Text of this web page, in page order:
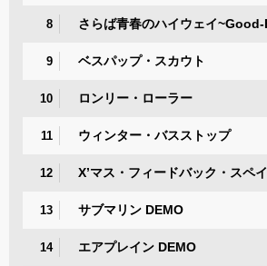
8 さらば青春のハイウェイ
9 ベスパップ・スカウト
10 ロンリー・ローラー
11 ウィンター・バスストップ
12 X’マス・フィードバック・スペ
13 サブマリン DEMO
14 エアプレイン DEMO